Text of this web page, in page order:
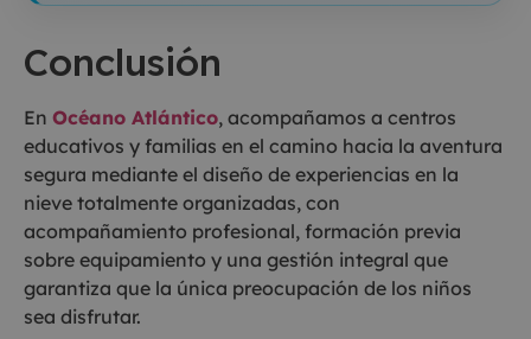
Conclusión
En Océano Atlántico, acompañamos a centros
educativos y familias en el camino hacia la aventura
segura mediante el diseño de experiencias en la
nieve totalmente organizadas, con
acompañamiento profesional, formación previa
sobre equipamiento y una gestión integral que
garantiza que la única preocupación de los niños
sea disfrutar.